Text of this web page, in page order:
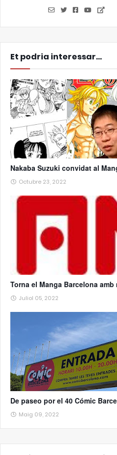
Et podria interessar...
Nakaba Suzuki convidat al
Octubre 23, 2022
Torna el Manga Barcelona
Juliol 05, 2022
De paseo por el 40 Cómic
Maig 09, 2022